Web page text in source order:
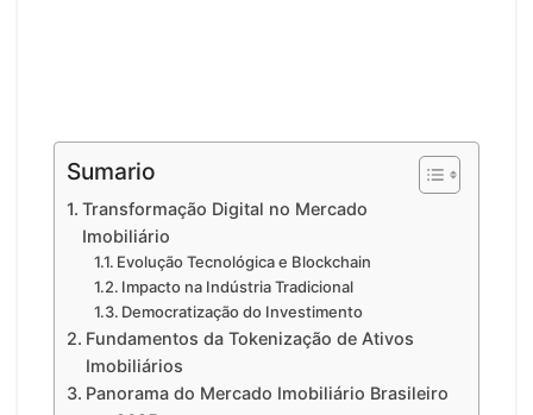
Sumario
Transformação Digital no Mercado
Imobiliário
Evolução Tecnológica e Blockchain
Impacto na Indústria Tradicional
Democratização do Investimento
Fundamentos da Tokenização de Ativos
Imobiliários
Panorama do Mercado Imobiliário Brasileiro